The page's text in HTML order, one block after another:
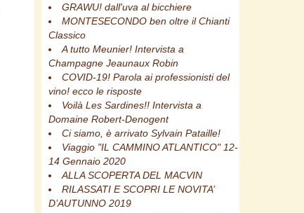
GRAWU! dall'uva al bicchiere
MONTESECONDO ben oltre il Chianti
Classico
A tutto Meunier! Intervista a
Champagne Jeaunaux Robin
COVID-19! Parola ai professionisti del
vino! ecco le risposte
Voilà Les Sardines!! Intervista a
Domaine Robert-Denogent
Ci siamo, è arrivato Sylvain Pataille!
Viaggio "IL CAMMINO ATLANTICO" 12-
14 Gennaio 2020
ALLA SCOPERTA DEL MACVIN
RILASSATI E SCOPRI LE NOVITA’
D’AUTUNNO 2019